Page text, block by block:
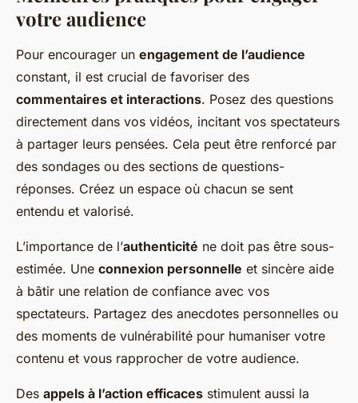
votre audience
Pour encourager un engagement de l’audience
constant, il est crucial de favoriser des
commentaires et interactions. Posez des questions
directement dans vos vidéos, incitant vos spectateurs
à partager leurs pensées. Cela peut être renforcé par
des sondages ou des sections de questions-
réponses. Créez un espace où chacun se sent
entendu et valorisé.
L’importance de l’authenticité ne doit pas être sous-
estimée. Une connexion personnelle et sincère aide
à bâtir une relation de confiance avec vos
spectateurs. Partagez des anecdotes personnelles ou
des moments de vulnérabilité pour humaniser votre
contenu et vous rapprocher de votre audience.
Des appels à l’action efficaces stimulent aussi la